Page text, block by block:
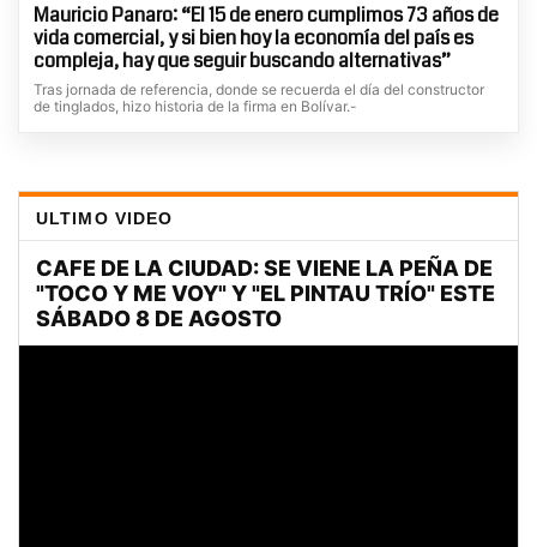
Mauricio Panaro: “El 15 de enero cumplimos 73 años de
vida comercial, y si bien hoy la economía del país es
compleja, hay que seguir buscando alternativas”
Tras jornada de referencia, donde se recuerda el día del constructor
de tinglados, hizo historia de la firma en Bolívar.-
ULTIMO VIDEO